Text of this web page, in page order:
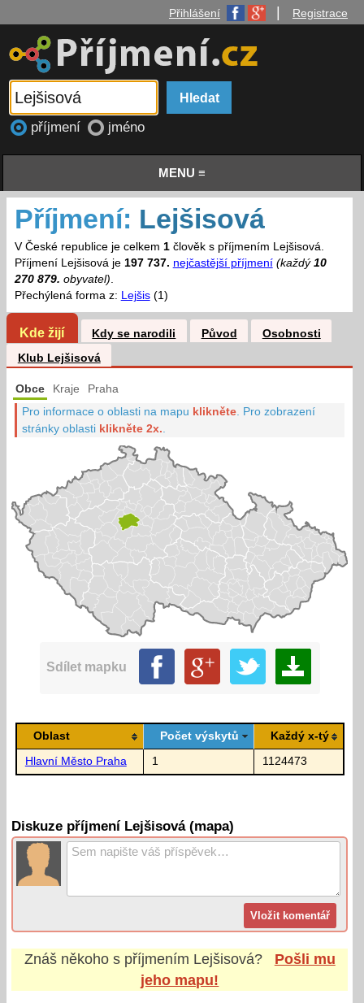
Přihlášení Registrace
příjmení jméno
MENU ≡
Příjmení: Lejšisová
V České republice je celkem 1člověk s příjmením Lejšisová.
Příjmení Lejšisová je 197 737. nejčastější příjmení (každý 10
270 879. obyvatel).
Přechýlená forma z: Lejšis(1)
Kde žijí Kdy se narodili Původ
Osobnosti
Klub Lejšisová
Obce Kraje Praha
Pro informace o oblasti na mapu klikněte Pro zobrazení
stránky oblasti klikněte 2x.
Sdílet mapku
Oblast Počet výskytů Každý x-tý
Hlavní Město Praha 1 1124473
Diskuze příjmení Lejšisová (mapa)
Znáš někoho s příjmením Lejšisová?
Pošli mu
jeho mapu!